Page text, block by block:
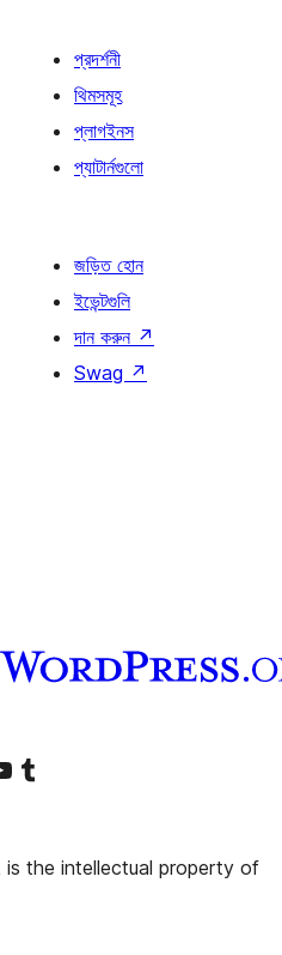
প্রদর্শনী
থিমসমূহ
প্লাগইনস
প্যাটার্নগুলো
জড়িত হোন
ইভেন্টগুলি
দান করুন ↗
Swag ↗
যান আমাদের টাম্বলার অ্যাকাউন্ট দেখুন
the intellectual property of